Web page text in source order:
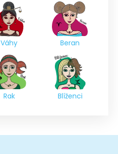
Váhy Beran
Rak Blíženci